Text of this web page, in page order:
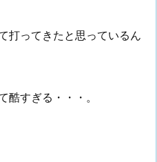
打ってきたと思っているん
酷すぎる・・・。